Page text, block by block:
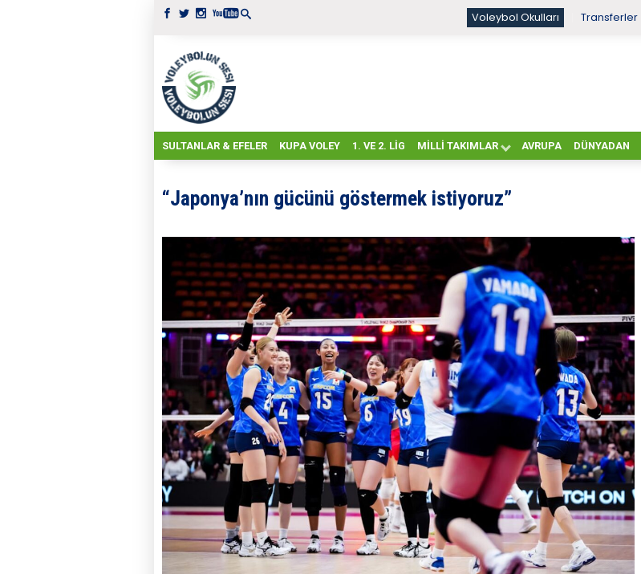
Voleybol Okulları Transferler
SULTANLAR & EFELER KUPA VOLEY 1. VE 2. LIG MILLI TAKIMLAR AVRUPA DÜNYADAN
“Japonya’nın gücünü göstermek istiyoruz”